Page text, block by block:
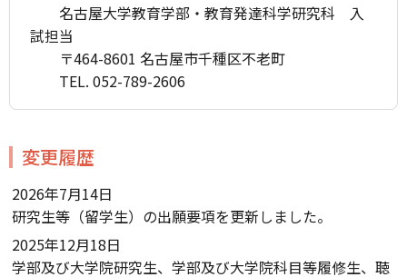
名古屋大学教育学部・教育発達科学研究科 入
試担当
〒464-8601 名古屋市千種区不老町
TEL. 052-789-2606
変更履歴
2026年7月14日
研究生等（留学生）の出願要項を更新しました。
2025年12月18日
学部及び大学院研究生、学部及び大学院科目等履修生、聴